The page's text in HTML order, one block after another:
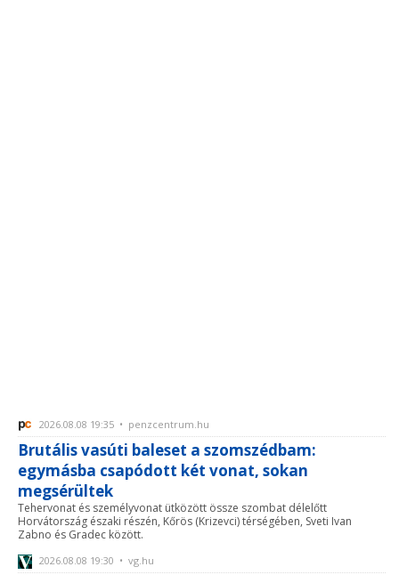
2026.08.08 19:35 • penzcentrum.hu
Brutális vasúti baleset a szomszédbam:
egymásba csapódott két vonat, sokan
megsérültek
Tehervonat és személyvonat ütközött össze szombat délelőtt
Horvátország északi részén, Kőrös (Krizevci) térségében, Sveti Ivan
Zabno és Gradec között.
2026.08.08 19:30 • vg.hu